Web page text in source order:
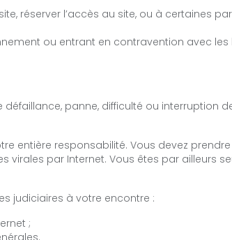
réserver l’accès au site, ou à certaines
ou entrant en contravention avec
panne, difficulté ou interruption
entière responsabilité. Vous devez
par Internet. Vous êtes par ailleurs
judiciaires à votre encontre :
;